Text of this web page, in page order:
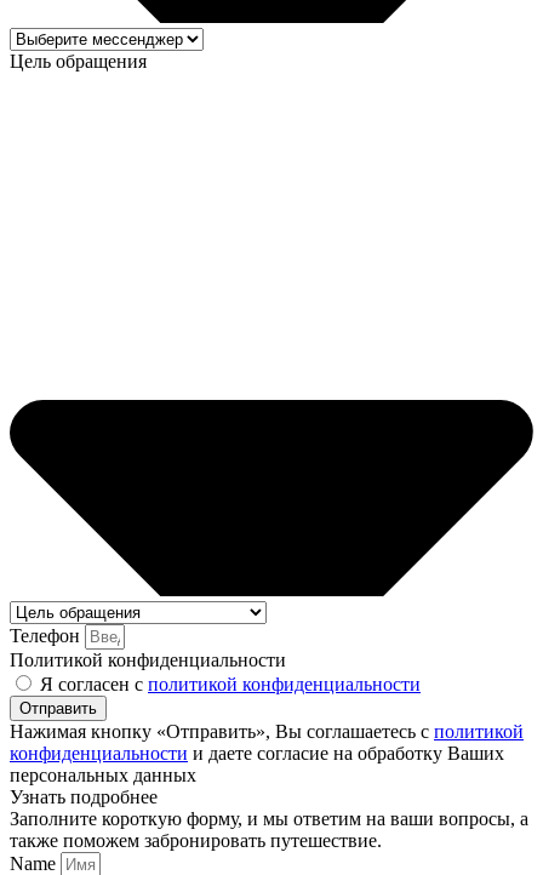
Дом-маяк
военных и вооружённых конфликтов.
Памятник представляет собой настоящий боевой самолет
МиГ-21, доработанный для установки на постамент в
положении, максимально отображающим его стремительный
Борлы Тау (ДнепроГЭС)
Цель обращения
Телефон
Политикой конфиденциальности
Я согласен с политикой конфиденциальности
Отправить
Нажимая кнопку «Отправить», Вы соглашаетесь с политикой
конфиденциальности и даете согласие на обработку Ваших
персональных данных
Узнать подробнее
Заполните короткую форму, и мы ответим на ваши вопросы, а
также поможем забронировать путешествие.
Name